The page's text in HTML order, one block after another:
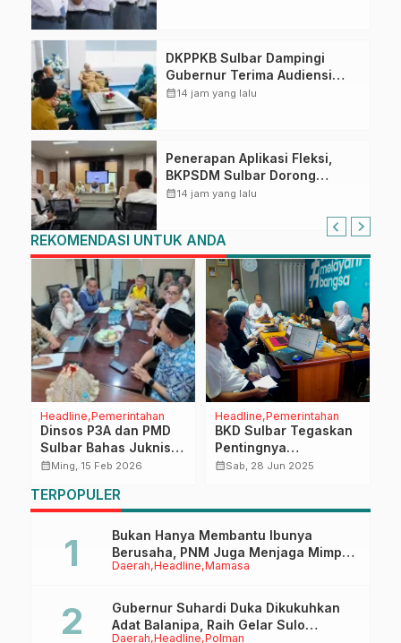
DKPPKB Sulbar Dampingi
Gubernur Terima Audiensi
Kepala Rumah Sakit TK. III
calendar_month14 jam yang lalu
Penerapan Aplikasi Fleksi,
BKPSDM Sulbar Dorong
Transformasi Digital Sistem
calendar_month14 jam yang lalu
REKOMENDASI UNTUK ANDA
Headline Pemerintahan
Dinsos P3A dan PMD
Sulbar Bahas Juknis
BKK Desa 2026
calendar_monthMing, 15 Feb 2026
Headline Pemerintahan
BKD Sulbar Tegaskan
Pentingnya
Pembentukan UPTD
Kompetensi ASN
calendar_monthSab, 28 Jun 2025
TERPOPULER
Daerah Headline Mamasa
Bukan Hanya Membantu Ibunya
Berusaha, PNM Juga Menjaga Mimpi
Anaknya Untuk Menggapai Cita-Cita
Daerah Headline Polman
Gubernur Suhardi Duka Dikukuhkan
Adat Balanipa, Raih Gelar Sulo